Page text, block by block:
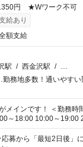
円 ★Wワーク不可
給あり
額支給
駅 / 西金沢駅 / …
務地多数！通いやすい
メインです！ ＜勤務時
～18:00 10:00～19:00
時間多数！ 日勤のみ、
ださい！
募から「最短2日後」に